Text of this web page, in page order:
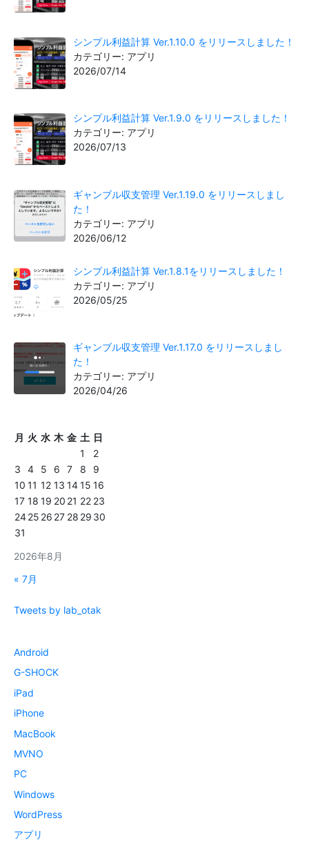
シンプル利益計算 Ver.1.10.0 をリリースしました！
カテゴリー: アプリ
2026/07/14
シンプル利益計算 Ver.1.9.0 をリリースしました！
カテゴリー: アプリ
2026/07/13
ギャンブル収支管理 Ver.1.19.0 をリリースしまし
た！
カテゴリー: アプリ
2026/06/12
シンプル利益計算 Ver.1.8.1をリリースしました！
カテゴリー: アプリ
2026/05/25
ギャンブル収支管理 Ver.1.17.0 をリリースしまし
た！
カテゴリー: アプリ
2026/04/26
2026年8月
月 火 水 木 金 土 日
1
2
3
4 5 6 7 8
9
10 11 12 13 1415 16
17 18 19 20 21 22 23
2425 26 27 28 29 30
31
« 7月
Tweets by lab_otak
Android
G-SHOCK
iPad
iPhone
MacBook
MVNO
PC
Windows
WordPress
アプリ